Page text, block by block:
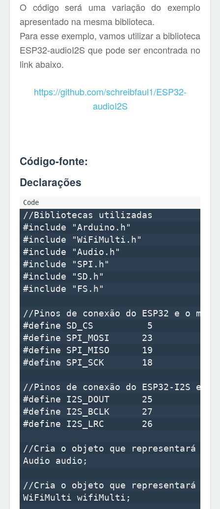
O código será uma variação do exemplo
apresentado na mesma biblioteca.
Para esse exemplo, vamos utilizar a biblioteca
ESP32-audioI2S que pode ser encontrada no
link abaixo.
https://github.com/schreibfaul1/ESP32-
audioI2S
Código-fonte:
Declarações
//Bibliotecas utilizadas
#include "Arduino.h"
#include "WiFiMulti.h"
#include "Audio.h"
#include "SPI.h"
#include "SD.h"
#include "FS.h"
//Pinos de conexão do ESP32 e o
#define SD_CS          5
#define SPI_MOSI      23
#define SPI_MISO      19
#define SPI_SCK       18
//Pinos de conexão do ESP32-I2S e o
#define I2S_DOUT      25
#define I2S_BCLK      27
#define I2S_LRC       26
//Cria o objeto que representará o
Audio audio;
//Cria o objeto que representará o
WiFiMulti wifiMulti;